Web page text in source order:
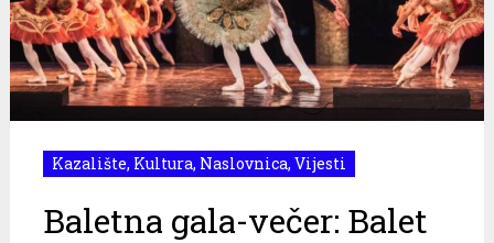
Kazalište, Kultura, Naslovnica, Vijesti
Baletna gala-večer: Balet